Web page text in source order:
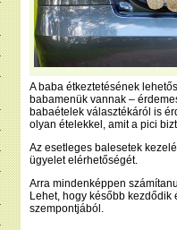
A baba étkeztetésének
babamenük vannak –
babaételek választékáról is
olyan ételekkel, amit a pici
Az esetleges balesetek
ügyelet elérhetőségét.
Arra mindenképpen
Lehet, hogy később
szempontjából.